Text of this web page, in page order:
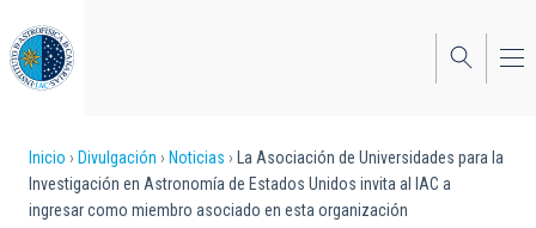
al
contenido
principal
Sobrescribir
enlaces
Inicio Divulgación Noticias
La Asociación de Universidades para la
Investigación en Astronomía de Estados Unidos invita al IAC a
ingresar como miembro asociado en esta organización